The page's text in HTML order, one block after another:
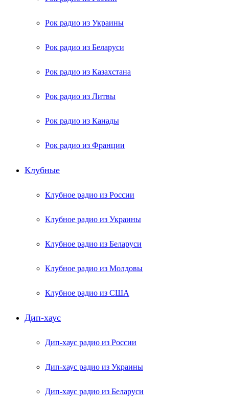
Рок радио из Украины
Рок радио из Беларуси
Рок радио из Казахстана
Рок радио из Литвы
Рок радио из Канады
Рок радио из Франции
Клубные
Клубное радио из России
Клубное радио из Украины
Клубное радио из Беларуси
Клубное радио из Молдовы
Клубное радио из США
Дип-хаус
Дип-хаус радио из России
Дип-хаус радио из Украины
Дип-хаус радио из Беларуси